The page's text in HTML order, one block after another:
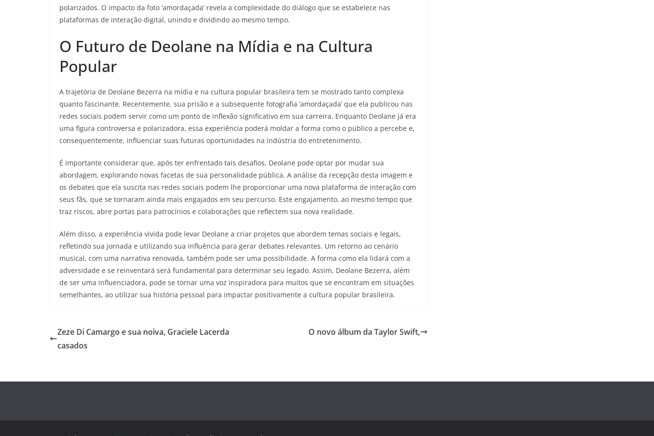
polarizados. O impacto da foto ‘amordaçada’ revela a complexidade do diálogo que se estabelece nas
plataformas de interação digital, unindo e dividindo ao mesmo tempo.
O Futuro de Deolane na Mídia e na Cultura
Popular
A trajetória de Deolane Bezerra na mídia e na cultura popular brasileira tem se mostrado tanto complexa
quanto fascinante. Recentemente, sua prisão e a subsequente fotografia ‘amordaçada’ que ela publicou nas
redes sociais podem servir como um ponto de inflexão significativo em sua carreira. Enquanto Deolane já era
uma figura controversa e polarizadora, essa experiência poderá moldar a forma como o público a percebe e,
consequentemente, influenciar suas futuras oportunidades na indústria do entretenimento.
É importante considerar que, após ter enfrentado tais desafios, Deolane pode optar por mudar sua
abordagem, explorando novas facetas de sua personalidade pública. A análise da recepção desta imagem e
os debates que ela suscita nas redes sociais podem lhe proporcionar uma nova plataforma de interação com
seus fãs, que se tornaram ainda mais engajados em seu percurso. Este engajamento, ao mesmo tempo que
traz riscos, abre portas para patrocínios e colaborações que reflectem sua nova realidade.
Além disso, a experiência vivida pode levar Deolane a criar projetos que abordem temas sociais e legais,
refletindo sua jornada e utilizando sua influência para gerar debates relevantes. Um retorno ao cenário
musical, com uma narrativa renovada, também pode ser uma possibilidade. A forma como ela lidará com a
adversidade e se reinventará será fundamental para determinar seu legado. Assim, Deolane Bezerra, além
de ser uma influenciadora, pode se tornar uma voz inspiradora para muitos que se encontram em situações
semelhantes, ao utilizar sua história pessoal para impactar positivamente a cultura popular brasileira.
Zeze Di Camargo e sua noiva, Graciele Lacerda
casados
O novo álbum da Taylor Swift,